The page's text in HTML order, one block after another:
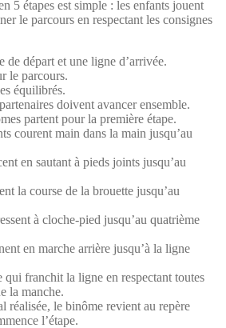
5 étapes est simple : les enfants jouent
le parcours en respectant les consignes
de départ et une ligne d’arrivée.
le parcours.
équilibrés.
doivent avancer ensemble.
partent pour la première étape.
courent main dans la main jusqu’au
en sautant à pieds joints jusqu’au
la course de la brouette jusqu’au
à cloche-pied jusqu’au quatrième
en marche arrière jusqu’à la ligne
franchit la ligne en respectant toutes
la manche.
réalisée, le binôme revient au repère
l’étape.